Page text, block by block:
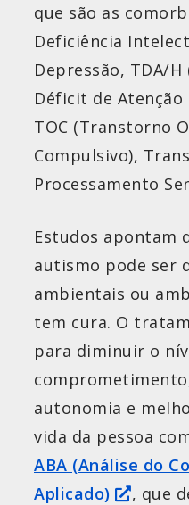
que são as
Deficiência
Depressão, TDA/
Déficit de
TOC (Transtorno
Compulsivo),
Processamento
Estudos apontam
autismo pode ser
ambientais ou
tem cura. O
para diminuir o
autonomia e
vida da pessoa
ABA (Análise do
Aplicado)
, que